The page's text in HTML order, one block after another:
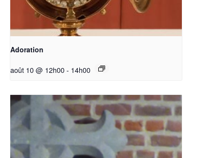
Adoration
août 10 @ 12h00- 14h00